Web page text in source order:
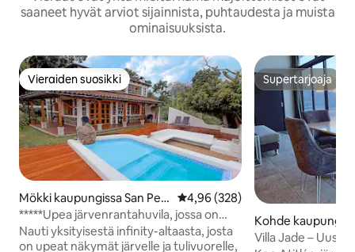
saaneet hyvät arviot sijainnista, puhtaudesta ja muista
ominaisuuksista.
Vieraiden suosikki
Vieraiden suosikki
Mökki kaupungissa San Ped
ro La Laguna
Keskimääräinen arvio 4,96/5,
4,96 (328)
*****Upea järvenrantahuvila, jossa on
kodikas ranta
Nauti yksityisestä infinity-altaasta, josta
on upeat näkymät järvelle ja tulivuorelle,
Supertarjoaja
Supertarjoaja
Kohde
onio Palopó
Villa Jade – Uusi |